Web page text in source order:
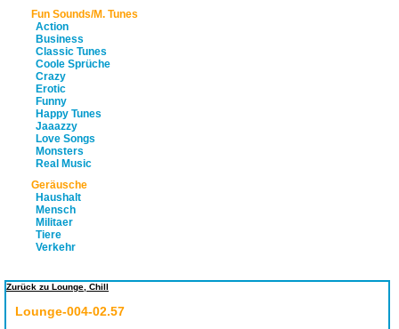
Fun Sounds/M. Tunes
Action
Business
Classic Tunes
Coole Sprüche
Crazy
Erotic
Funny
Happy Tunes
Jaaazzy
Love Songs
Monsters
Real Music
Geräusche
Haushalt
Mensch
Militaer
Tiere
Verkehr
Zurück zu Lounge, Chill
Lounge-004-02.57